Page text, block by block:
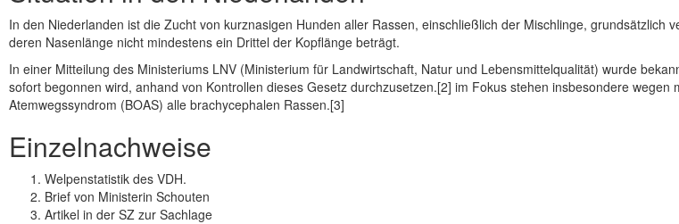
In den Niederlanden ist die Zucht von kurznasigen Hunden aller Rassen, einschließlich der Mischlinge, grundsätzlich
deren Nasenlänge nicht mindestens ein Drittel der Kopflänge beträgt.
In einer Mitteilung des Ministeriums LNV (Ministerium für Landwirtschaft, Natur und Lebensmittelqualität) wurde
sofort begonnen wird, anhand von Kontrollen dieses Gesetz durchzusetzen.[2] im Fokus stehen insbesondere wegen
Atemwegssyndrom (BOAS) alle brachycephalen Rassen.[3]
Einzelnachweise
Welpenstatistik des VDH.
Brief von Ministerin Schouten
Artikel in der SZ zur Sachlage